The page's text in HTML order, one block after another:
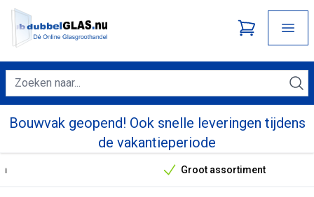
Bouwvak geopend! Ook snelle leveringen tijdens
de vakantieperiode
Onze unieke verkoopargumenten
Groot assortiment